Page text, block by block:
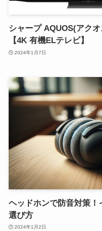
シャープ AQUOS(アク
【4K 有機ELテレビ】
2024年1月7日
ヘッドホンで防音対策！
選び方
2024年1月2日